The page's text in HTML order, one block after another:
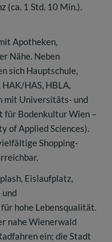
(ca. 1 Std. 10 Min.).
Apotheken,
Nähe. Neben
sich Hauptschule,
HAS, HBLA,
mit Universitäts- und
für Bodenkultur Wien –
of Applied Sciences).
Shopping-
Eislaufplatz,
und
hohe Lebensqualität.
nahe Wienerwald
ein; die Stadt